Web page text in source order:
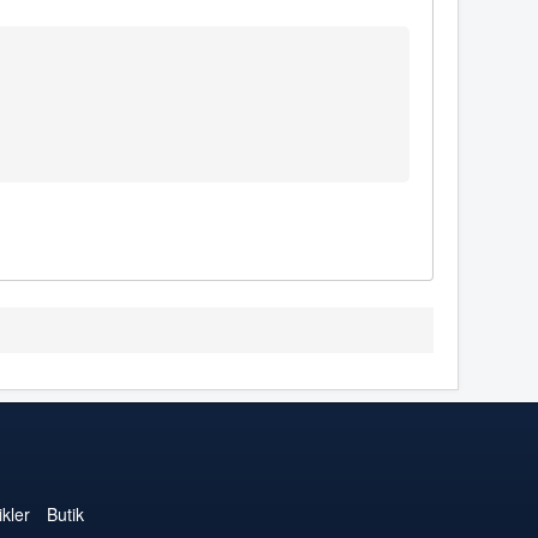
Butik